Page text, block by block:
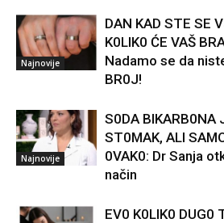
Najnovije
DAN KAD STE SE
K0LIK0 ĆE VAŠ
Nadamo se da
BR0J!
Najnovije
S0DA BIKARB0NA
ST0MAK, ALI
0VAK0: Dr Sanja
način
EV0 K0LIK0 DUG0